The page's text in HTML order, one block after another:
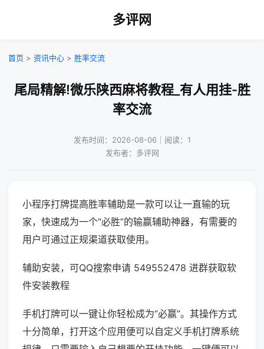
多评网
首页 > 资讯中心 > 胜率交流
尾局精解!微乐陕西麻将教程_有人用挂-胜
率交流
发布时间：2026-08-06｜阅读：1
发布者：多评网
小程序打牌提高胜率辅助是一款可以让一直输的玩
家，快速成为一个“必胜”的输赢辅助神器，有需要的
用户可通过正规渠道获取使用。
辅助安装，可QQ搜索申请 549552478 进群获取软
件安装教程
手机打牌可以一键让你轻松成为“必赢”。其操作方式
十分简单，打开这个应用便可以自定义手机打牌系统